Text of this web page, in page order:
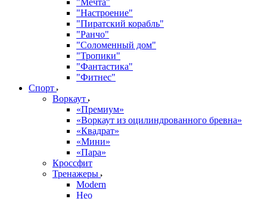
"Мечта"
"Настроение"
"Пиратский корабль"
"Ранчо"
"Соломенный дом"
"Тропики"
"Фантастика"
"Фитнес"
Спорт
Воркаут
«Премиум»
«Воркаут из оцилиндрованного бревна»
«Квадрат»
«Мини»
«Пара»
Кроссфит
Тренажеры
Modern
Нео